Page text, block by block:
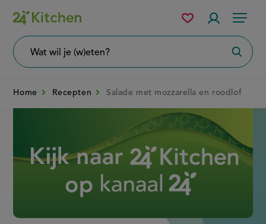
Overslaan
en
naar
Menu
wil
Mijn
bewaarde
Home Recepten Salade met mozzarella en roodlof